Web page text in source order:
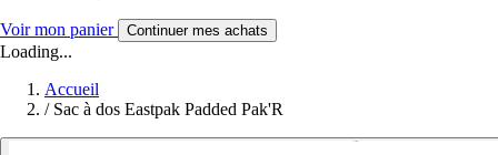
Voir mon panier Continuer mes achats
Loading...
Accueil
/ Sac à dos Eastpak Padded Pak'R